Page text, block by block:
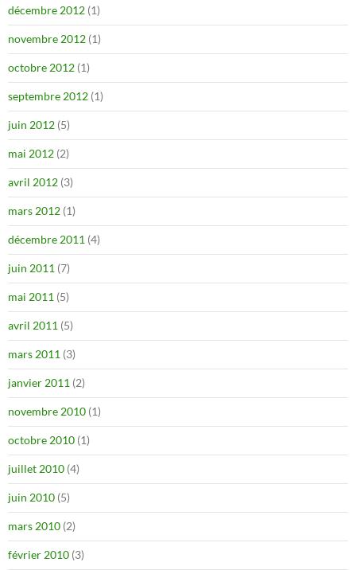
décembre 2012 (1)
novembre 2012 (1)
octobre 2012 (1)
septembre 2012 (1)
juin 2012 (5)
mai 2012 (2)
avril 2012 (3)
mars 2012 (1)
décembre 2011 (4)
juin 2011 (7)
mai 2011 (5)
avril 2011 (5)
mars 2011 (3)
janvier 2011 (2)
novembre 2010 (1)
octobre 2010 (1)
juillet 2010 (4)
juin 2010 (5)
mars 2010 (2)
février 2010 (3)